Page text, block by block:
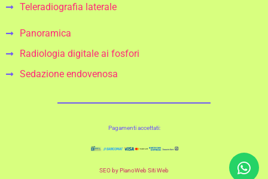
Teleradiografia laterale
Panoramica
Radiologia digitale ai fosfori
Sedazione endovenosa
Pagamenti accettati:
SEO by PianoWeb Siti Web